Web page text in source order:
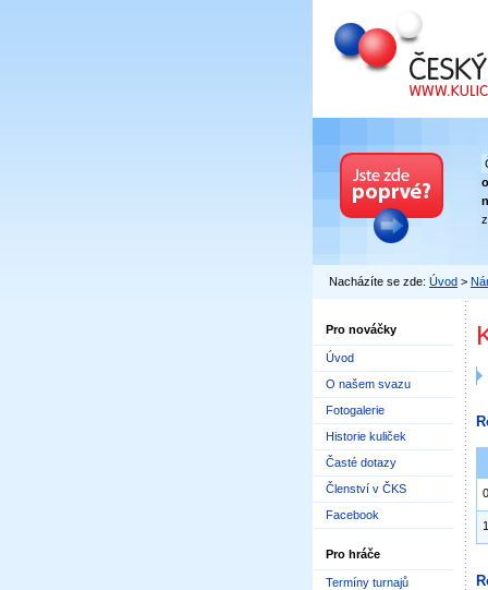
Český
Nacházíte se zde: Úvod >
Pro nováčky
Úvod
O našem svazu
Fotogalerie
Historie kuliček
Časté dotazy
Členství v ČKS
Facebook
Pro hráče
Termíny turnajů